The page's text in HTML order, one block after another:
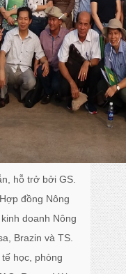
hỗ trở bởi GS.
đồng Nông
doanh Nông
Brazin và TS.
học, phòng